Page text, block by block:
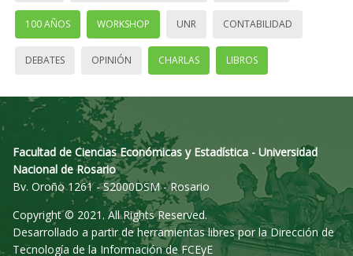
100 AÑOS WORKSHOP UNR CONTABILIDAD
DEBATES OPINIÓN CHARLAS LIBROS
Facultad de Ciencias Económicas y Estadística - Universidad
Nacional de Rosario
Bv. Oroño 1261 - S2000DSM - Rosario
Copyright © 2021. All Rights Reserved.
Desarrollado a partir de herramientas libres por la Dirección de
Tecnología de la Información de FCEyE